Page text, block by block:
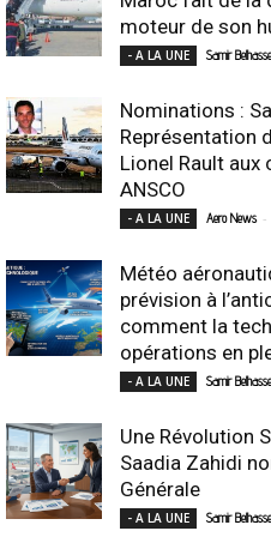
moteur de son
- A LA UNE Samir
Nominations :
Représentation
Lionel Rault
ANSCO
- A LA UNE Aero News -
Météo
prévision à
comment la
opérations en
- A LA UNE Samir
Une Révolution
Saadia Zahidi
Générale
- A LA UNE Samir